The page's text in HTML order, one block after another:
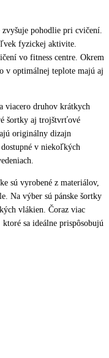
pohodlie pri cvičení.
fyzickej aktivite.
vo fitness centre. Okrem
v optimálnej teplote majú aj
viacero druhov krátkych
šortky aj trojštvrťové
originálny dizajn
v niekoľkých
sú vyrobené z materiálov,
Na výber sú pánske šortky
vlákien. Čoraz viac
sa ideálne prispôsobujú